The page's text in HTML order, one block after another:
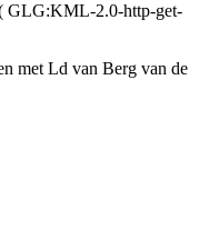
GLG:KML-2.0-http-get-
met Ld van Berg van de